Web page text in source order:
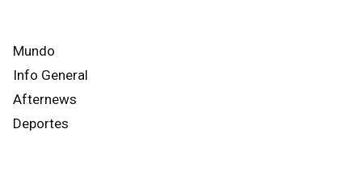
Mundo
Info General
Afternews
Deportes